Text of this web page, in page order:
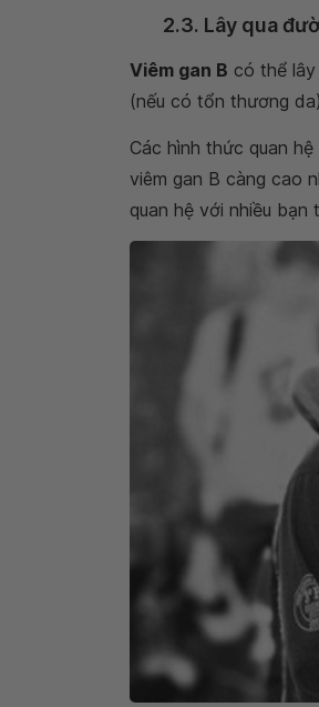
2.3. Lây qua
Viêm gan B có thể
(nếu có tổn thương
Các hình thức quan
viêm gan B càng cao
quan hệ với nhiều bạn